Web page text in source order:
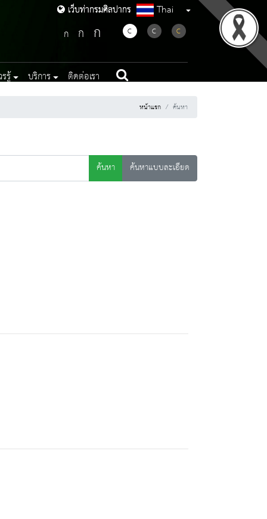
เว็บท่ากรมศิลปากร
เว็บท่ากรมศิลปากร Thai
ก ก ก C C C
รู้ บริการ ติดต่อเรา
หน้าแรก ค้นหา
ค้นหา
ค้นหาแบบละเอียด